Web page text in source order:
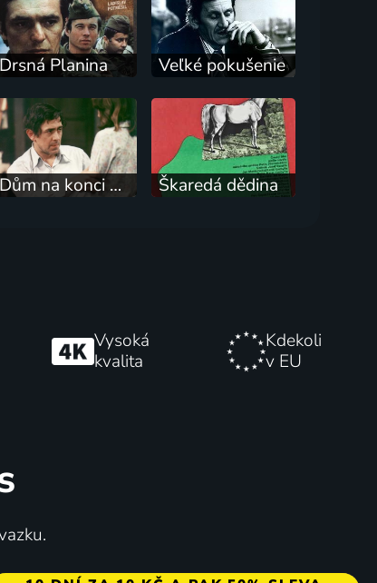
Drsná Planina Veľké pokušenie
Dům na konci města Škaredá dědina
Vysoká
kvalita
Kdekoli
v EU